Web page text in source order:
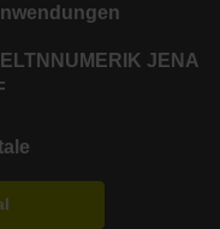
LTN NUMERIK JENA